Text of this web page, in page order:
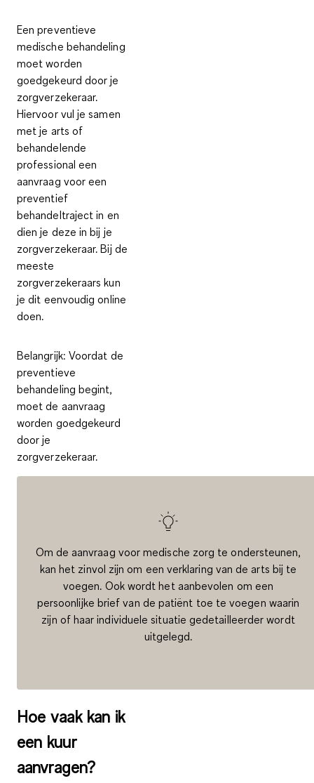
Een preventieve
medische behandeling
moet worden
goedgekeurd door je
zorgverzekeraar.
Hiervoor vul je samen
met je arts of
behandelende
professional een
aanvraag voor een
preventief
behandeltraject in en
dien je deze in bij je
zorgverzekeraar. Bij de
meeste
zorgverzekeraars kun
je dit eenvoudig online
doen.
Belangrijk: Voordat de
preventieve
behandeling begint,
moet de aanvraag
worden goedgekeurd
door je
zorgverzekeraar.
Om de aanvraag voor medische zorg te ondersteunen,
kan het zinvol zijn om een verklaring van de arts bij te
voegen. Ook wordt het aanbevolen om een
persoonlijke brief van de patiënt toe te voegen waarin
zijn of haar individuele situatie gedetailleerder wordt
uitgelegd.
Hoe vaak kan ik
een kuur
aanvragen?